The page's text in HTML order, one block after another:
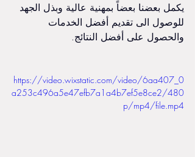
يكمل بعضنا بعضاً بمهنية عالية وبذل الجهد
للوصول الى تقديم أفضل الخدمات
والحصول على أفضل النتائج.
https://video.wixstatic.com/video/6aa407_0
a253c496a5e47efb7a1a4b7ef5e8ce2/480
p/mp4/file.mp4